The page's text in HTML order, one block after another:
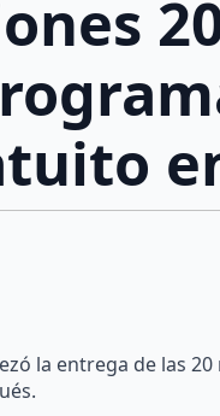
la entrega de las